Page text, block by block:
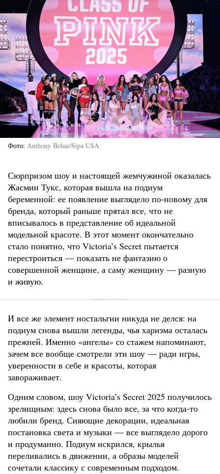
Фото Anthony Behar/Sipa USA
Сюрпризом шоу и настоящей жемчужиной оказалась
Жасмин Тукс, которая вышла на подиум
беременной: ее появление выглядело по-новому для
бренда, который раньше прятал все, что не
вписывалось в представление об идеальной
модельной красоте. В этот момент окончательно
стало понятно, что Victoria’s Secret пытается
перестроиться — показать не фантазию о
совершенной женщине, а саму женщину — разную
и живую.
И все же элемент ностальгии никуда не делся: на
подиум снова вышли легенды, чья харизма осталась
прежней. Именно «ангелы» со стажем напоминают,
зачем все вообще смотрели эти шоу — ради игры,
уверенности в себе и красоты, которая
завораживает.
Одним словом, шоу Victoria’s Secret 2025 получилось
зрелищным: здесь снова было все, за что когда-то
любили бренд. Сияющие декорации, идеальная
постановка света и музыки — все выглядело дорого
и продуманно. Подиум искрился, крылья
переливались в движении, а образы моделей
сочетали классику с современным подходом.